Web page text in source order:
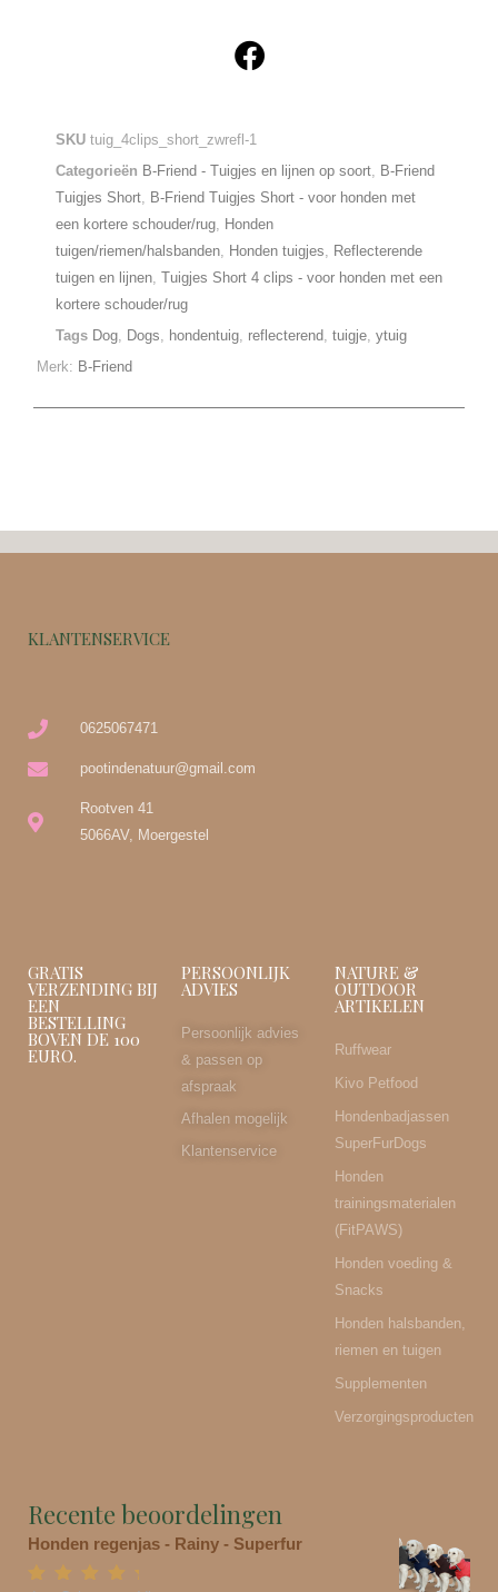
SKU tuig_4clips_short_zwrefl-1
Categorieën B-Friend - Tuigjes en lijnen op soort B-Friend
Tuigjes Short B-Friend Tuigjes Short - voor honden met
een kortere schouder/rug Honden
tuigen/riemen/halsbanden Honden tuigjes
Reflecterende
tuigen en lijnen Tuigjes Short 4 clips - voor honden met een
kortere schouder/rug
Tags Dog Dogs hondentuig reflecterend tuigje ytuig
Merk: B-Friend
KLANTENSERVICE
0625067471
pootindenatuur@gmail.com
Rootven 41
5066AV, Moergestel
GRATIS
VERZENDING BIJ
EEN
BESTELLING
BOVEN DE 100
EURO.
PERSOONLIJK
ADVIES
Persoonlijk advies
& passen op
afspraak
Afhalen mogelijk
Klantenservice
NATURE &
OUTDOOR
ARTIKELEN
Ruffwear
Kivo Petfood
Hondenbadjassen
SuperFurDogs
Honden
trainingsmaterialen
(FitPAWS)
Honden voeding &
Snacks
Honden halsbanden,
riemen en tuigen
Supplementen
Verzorgingsproducten
Recente beoordelingen
Honden regenjas - Rainy - Superfur